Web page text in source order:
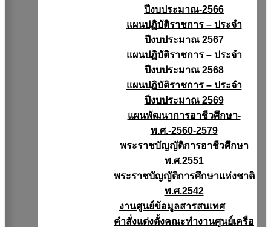
ปีงบประมาณ-2566
แผนปฏิบัติราชการ – ประจำ
ปีงบประมาณ 2567
แผนปฏิบัติราชการ – ประจำ
ปีงบประมาณ 2568
แผนปฏิบัติราชการ – ประจำ
ปีงบประมาณ 2569
แผนพัฒนาการอาชีวศึกษา-
พ.ศ.-2560-2579
พระราชบัญญัติการอาชีวศึกษา
พ.ศ.2551
พระราชบัญญัติการศึกษาแห่งชาติ
พ.ศ.2542
งานศูนย์ข้อมูลสารสนเทศ
คำสั่งแต่งตั้งคณะทำงานศูนย์เครือ